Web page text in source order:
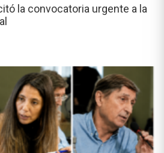
la convocatoria urgente a la